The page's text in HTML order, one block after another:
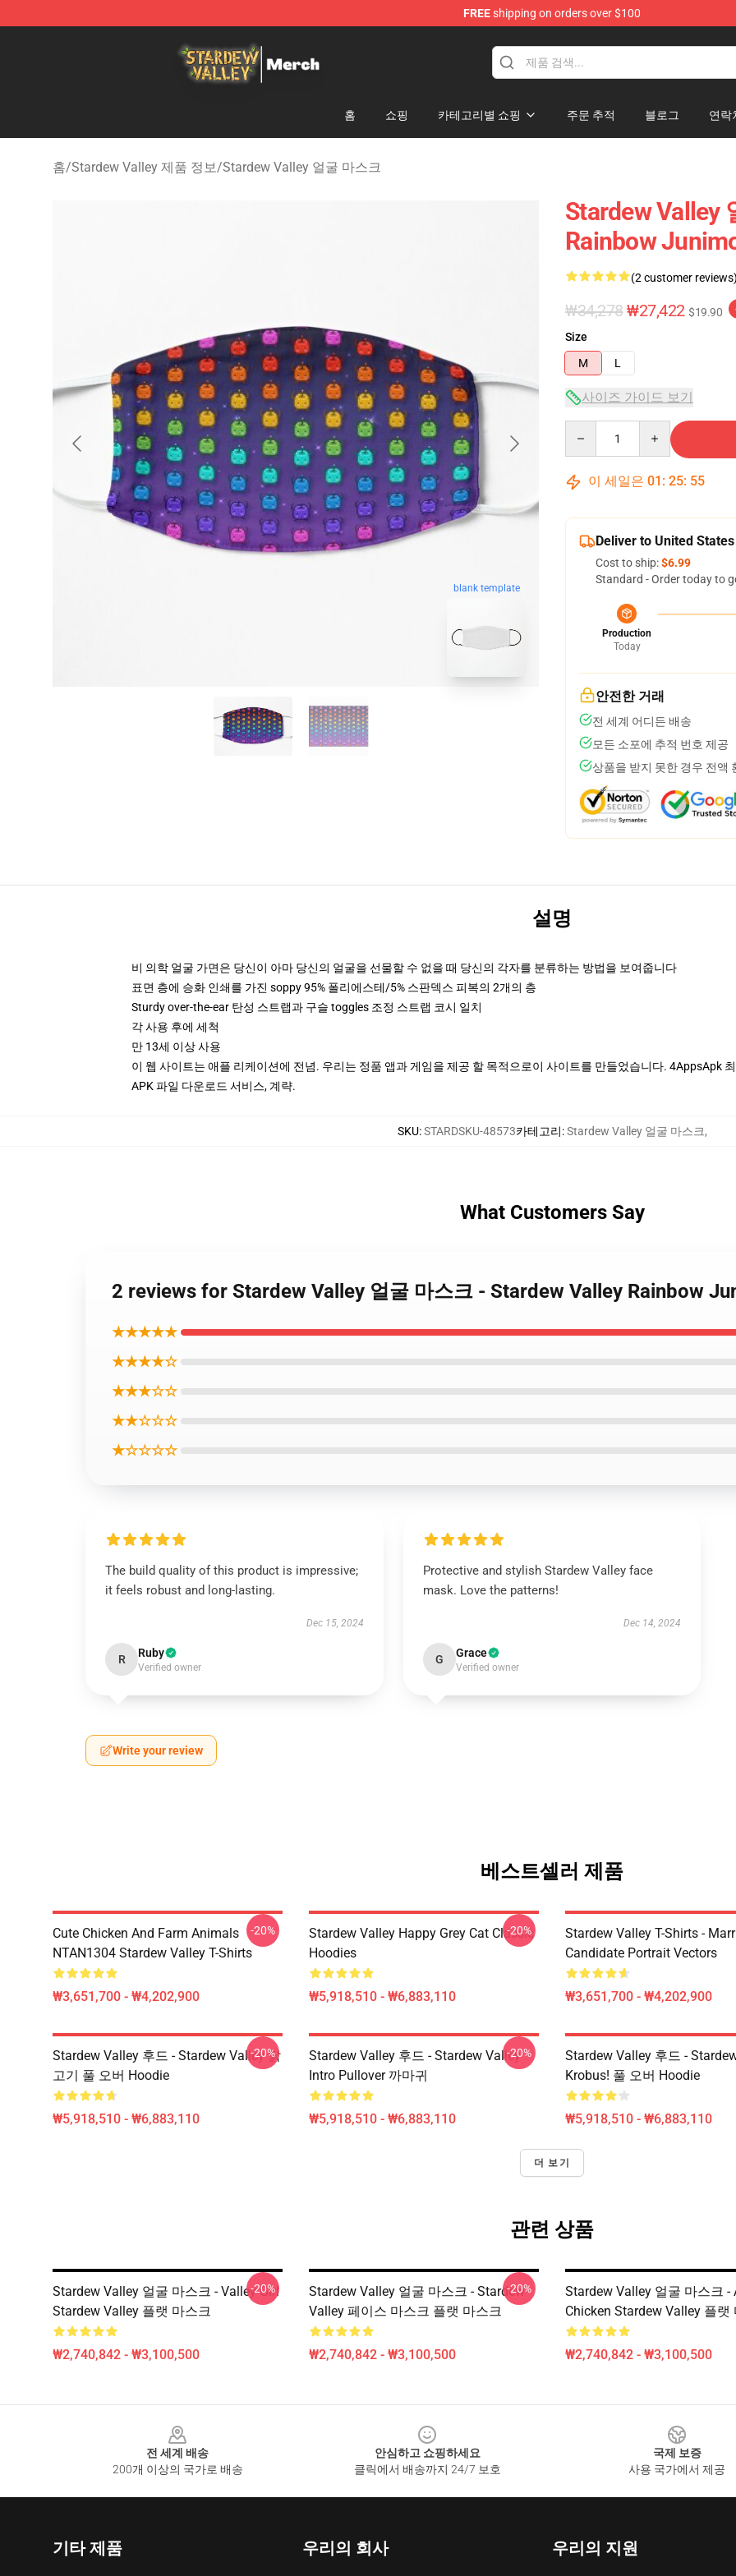
FREEshipping on orders over $100
홈 쇼핑 카테고리별 쇼핑 주문 추적 블로그 연락
홈/Stardew Valley 제품 정보/Stardew Valley 얼굴 마스크
blank template
Stardew Valley
Rainbow
(2 customer reviews)
₩34,278₩27,422 $19.90
Size
M
L
사이즈 가이드 보기
이 세일은 01 : 25: 54
Deliver to United States
Cost to ship:$6.99
Standard - Order today to
Production
Today
안전한 거래
전 세계 어디든 배송
모든 소포에 추적 번호 제공
상품을 받지 못한 경우 전액
설명
비 의학 얼굴 가면은 당신이 아마 당신의 얼굴을 선물할 수 없을 때 당신의 각자를 분류하는 방법을 보여줍니다
표면 층에 승화 인쇄를 가진 soppy 95% 폴리에스테/5% 스판덱스 피복의 2개의 층
Sturdy over-the-ear 탄성 스트랩과 구슬 toggles 조정 스트랩 코시 일치
각 사용 후에 세척
만 13세 이상 사용
이 웹 사이트는 애플 리케이션에 전념. 우리는 정품 앱과 게임을 제공 할 목적으로이 사이트를 만들었습니다. 4AppsApk
APK 파일 다운로드 서비스, 계략.
SKU:STARDSKU-48573카테고리:Stardew Valley 얼굴 마스크,
What Customers Say
2 reviews for Stardew Valley 얼굴 마스크 - Stardew Valley Rainbow
★★★★★
★★★★☆
★★★☆☆
★★☆☆☆
★☆☆☆☆
The build quality of this product is impressive;
it feels robust and long-lasting.
Dec 15, 2024
R Ruby
Verified owner
Protective and stylish Stardew Valley face
mask. Love the patterns!
Dec 14, 2024
G Grace
Verified owner
Write your review
베스트셀러 제품
Cute Chicken And Farm Animals
NTAN1304 Stardew Valley T-Shirts
₩3,651,700 - ₩4,202,900
-20%
Stardew Valley Happy Grey Cat Classic
Hoodies
₩5,918,510 - ₩6,883,110
-20%
Stardew Valley T-Shirts -
Candidate Portrait Vectors
₩3,651,700 - ₩4,202,900
Stardew Valley 후드 - Stardew Valley 닭
고기 풀 오버 Hoodie
₩5,918,510 - ₩6,883,110
-20%
Stardew Valley 후드 - Stardew Valley
Intro Pullover 까마귀
₩5,918,510 - ₩6,883,110
-20%
Stardew Valley 후드 -
Krobus! 풀 오버 Hoodie
₩5,918,510 - ₩6,883,110
더 보기
관련 상품
Stardew Valley 얼굴 마스크 - Valley Girl
Stardew Valley 플랫 마스크
₩2,740,842 - ₩3,100,500
-20%
Stardew Valley 얼굴 마스크 - Stardew
Valley 페이스 마스크 플랫 마스크
₩2,740,842 - ₩3,100,500
-20%
Stardew Valley 얼굴 마스크 -
Chicken Stardew Valley 플랫
₩2,740,842 - ₩3,100,500
전 세계 배송
200개 이상의 국가로 배송
안심하고 쇼핑하세요
클릭에서 배송까지 24/7 보호
국제 보증
사용 국가에서 제공
기타 제품 우리의 회사 우리의 지원